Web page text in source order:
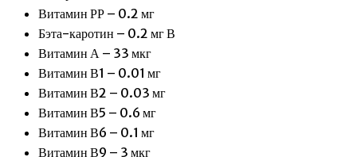
Витамин РР – 0.2 мг
Бэта-каротин – 0.2 мг В
Витамин А – 33 мкг
Витамин В1 – 0.01 мг
Витамин В2 – 0.03 мг
Витамин В5 – 0.6 мг
Витамин В6 – 0.1 мг
Витамин В9 – 3 мкг